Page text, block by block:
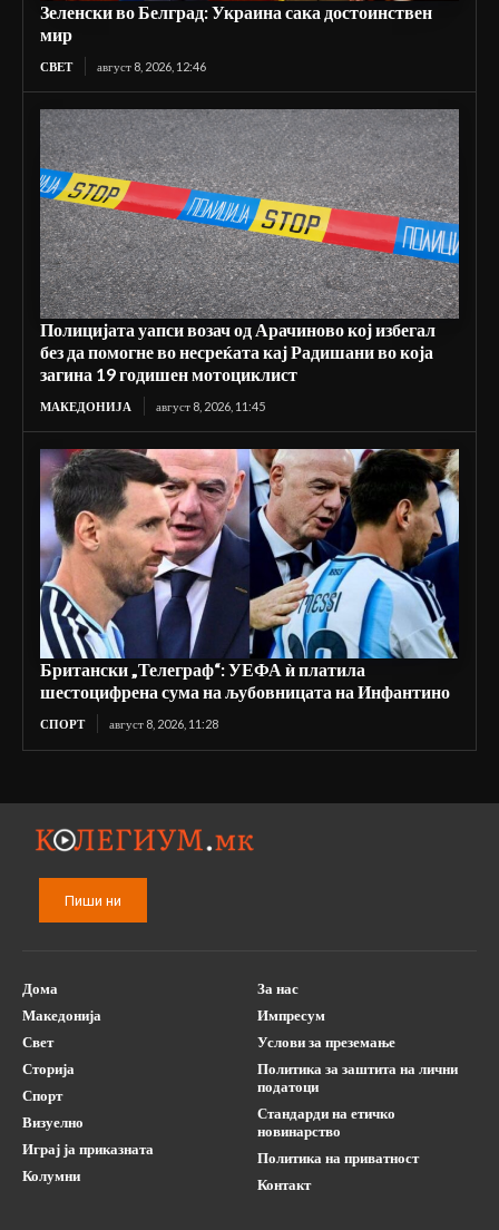
Зеленски во Белград: Украина сака достоинствен
мир
СВЕТ август 8, 2026, 12:46
Полицијата уапси возач од Арачиново кој избегал
без да помогне во несреќата кај Радишани во која
загина 19 годишен мотоциклист
МАКЕДОНИЈА август 8, 2026, 11:45
Британски „Телеграф“: УЕФА ѝ платила
шестоцифрена сума на љубовницата на Инфантино
СПОРТ август 8, 2026, 11:28
Пиши ни
Дома
Македонија
Свет
Сторија
Спорт
Визуелно
Играј ја приказната
Колумни
За нас
Импресум
Услови за преземање
Политика за заштита на лични
податоци
Стандарди на етичко
новинарство
Политика на приватност
Контакт